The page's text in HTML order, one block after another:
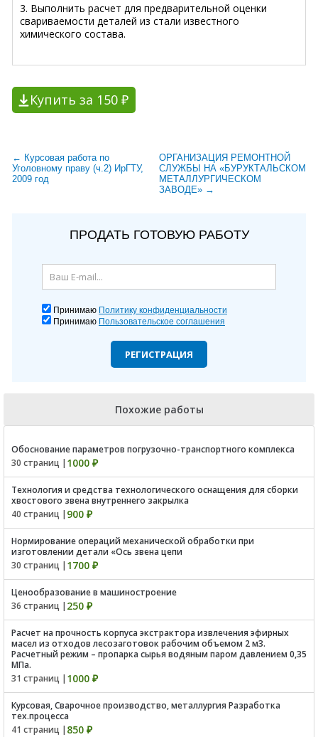
3. Выполнить расчет для предварительной оценки
свариваемости деталей из стали известного
химического состава.
Купить за 150 ₽
← Курсовая работа по
Уголовному праву (ч.2) ИрГТУ,
2009 год
ОРГАНИЗАЦИЯ РЕМОНТНОЙ
СЛУЖБЫ НА «БУРУКТАЛЬСКОМ
МЕТАЛЛУРГИЧЕСКОМ
ЗАВОДЕ» →
ПРОДАТЬ ГОТОВУЮ РАБОТУ
Принимаю Политику конфиденциальности
Принимаю Пользовательское соглашения
РЕГИСТРАЦИЯ
Похожие работы
Обоснование параметров погрузочно-транспортного комплекса
30 страниц | 1000 ₽
Технология и средства технологического оснащения для сборки
хвостового звена внутреннего закрылка
40 страниц | 900 ₽
Нормирование операций механической обработки при
изготовлении детали «Ось звена цепи
30 страниц | 1700 ₽
Ценообразование в машиностроение
36 страниц | 250 ₽
Расчет на прочность корпуса экстрактора извлечения эфирных
масел из отходов лесозаготовок рабочим объемом 2 м3.
Расчетный режим – пропарка сырья водяным паром давлением 0,35
МПа.
31 страниц | 1000 ₽
Курсовая, Сварочное производство, металлургия Разработка
тех.процесса
41 страниц | 850 ₽